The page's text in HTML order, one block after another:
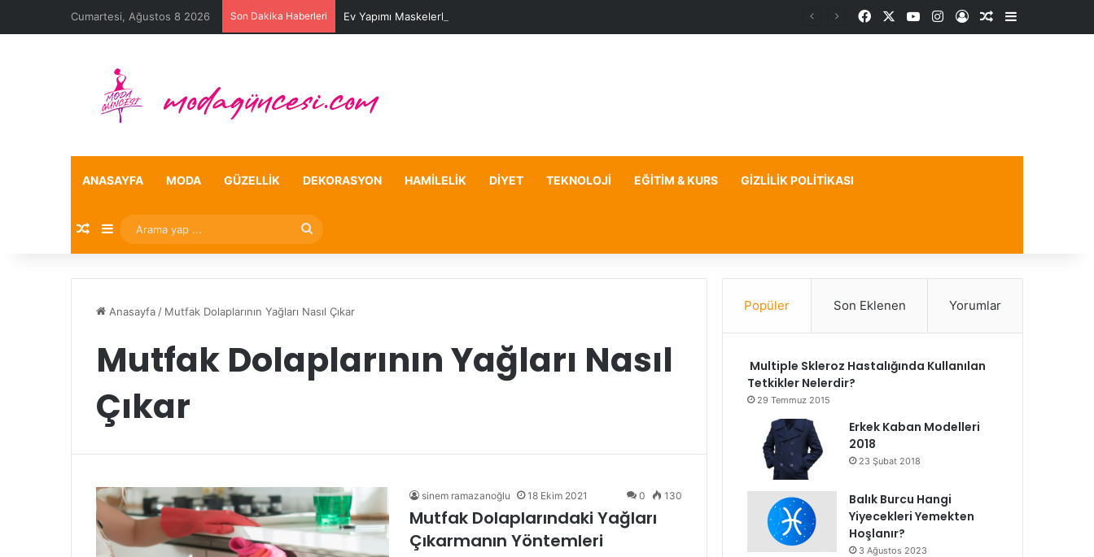
Cumartesi, Ağustos 8 2026 Son Dakika Haberleri Ev Yapımı Maskelerle Leke Sorununa Çözüm Önerileri FacebookYouTubeInstagram
Kayıt OlRastgele Makale
Kenar
ANASAYFA MODA GÜZELLIK DEKORASYON HAMILELIK DIYET TEKNOLOJI EĞITIM & KURS GIZLILIK POLITIKASI
Rastgele Makale
Kenar Bölmesi
Arama
yap
Anasayfa / Mutfak Dolaplarının Yağları Nasıl Çıkar
Mutfak Dolaplarının Yağları Nasıl
Çıkar
sinem ramazanoğlu 18 Ekim 2021 0 130
Mutfak Dolaplarındaki Yağları
Çıkarmanın Yöntemleri
Popüler Son Eklenen Yorumlar
Multiple Skleroz Hastalığında Kullanılan
Tetkikler Nelerdir?
29 Temmuz 2015
Erkek Kaban Modelleri
2018
23 Şubat 2018
Balık Burcu Hangi
Yiyecekleri Yemekten
Hoşlanır?
3 Ağustos 2023